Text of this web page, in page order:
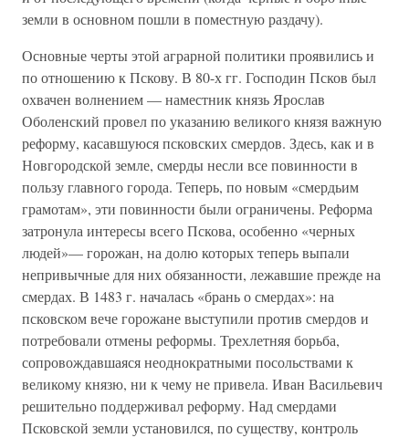
земли в основном пошли в поместную раздачу).
Основные черты этой аграрной политики проявились и
по отношению к Пскову. В 80-х гг. Господин Псков был
охвачен волнением — наместник князь Ярослав
Оболенский провел по указанию великого князя важную
реформу, касавшуюся псковских смердов. Здесь, как и в
Новгородской земле, смерды несли все повинности в
пользу главного города. Теперь, по новым «смердьим
грамотам», эти повинности были ограничены. Реформа
затронула интересы всего Пскова, особенно «черных
людей»— горожан, на долю которых теперь выпали
непривычные для них обязанности, лежавшие прежде на
смердах. В 1483 г. началась «брань о смердах»: на
псковском вече горожане выступили против смердов и
потребовали отмены реформы. Трехлетняя борьба,
сопровождавшаяся неоднократными посольствами к
великому князю, ни к чему не привела. Иван Васильевич
решительно поддерживал реформу. Над смердами
Псковской земли установился, по существу, контроль